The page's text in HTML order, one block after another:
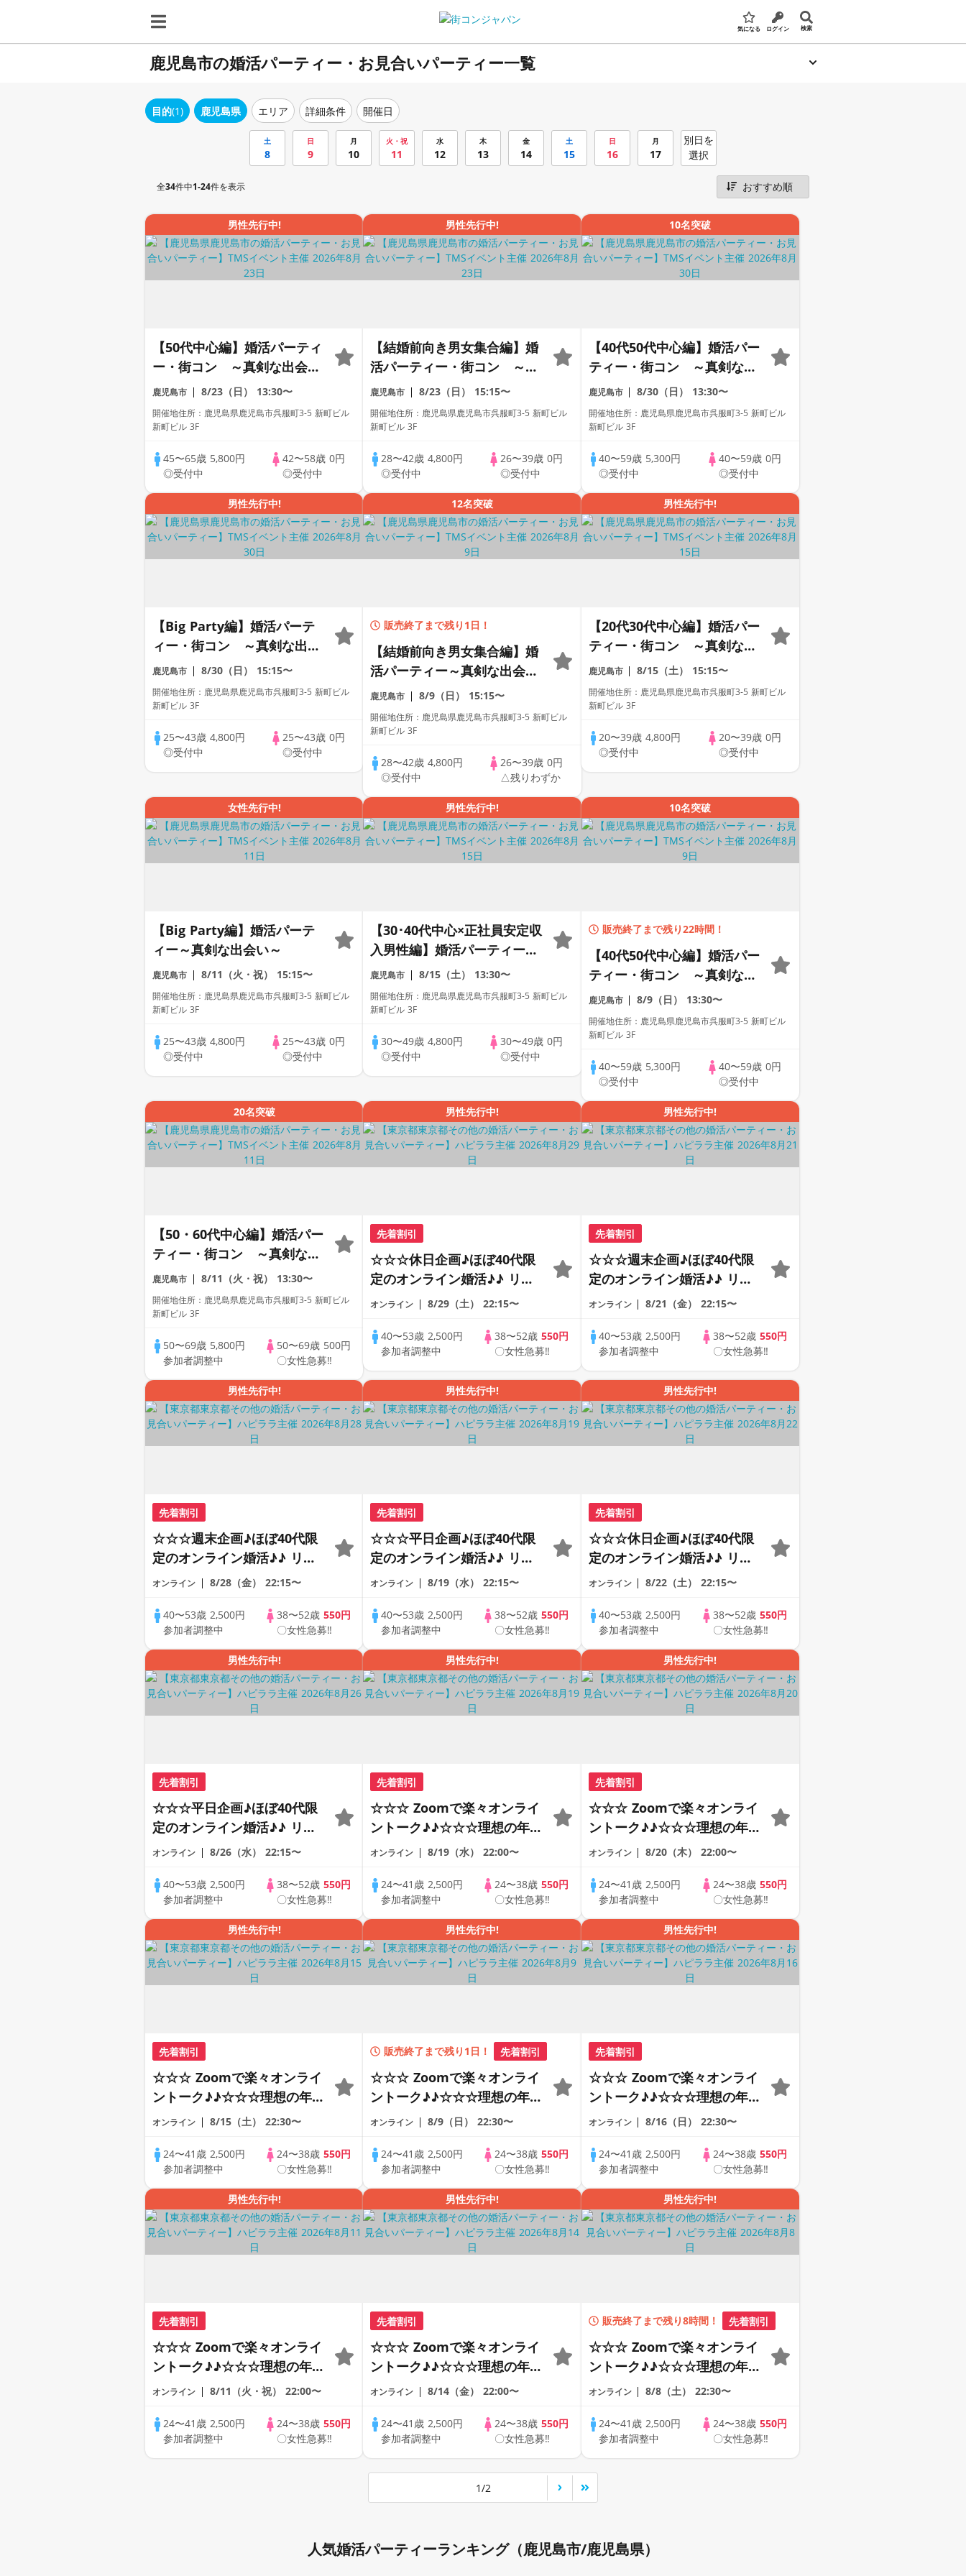
気になる ログイン 検索
鹿児島市の婚活パーティー・お見合いパーティー一覧
目的(1) 鹿児島県 エリア 詳細条件 開催日
土
8
日
9
月
10
火・祝
11
水
12
木
13
金
14
土
15
日
16
月
17
別日を
選択
全34件中1-24件を表示
男性先行中!
【50代中心編】婚活パーティ
ー・街コン ～真剣な出会い
～
鹿児島市 8/23（日） 13:30〜
開催地住所：鹿児島県鹿児島市呉服町3-5 新町ビル
新町ビル 3F
45〜65歳 5,800円
◎受付中
42〜58歳 0円
◎受付中
男性先行中!
【結婚前向き男女集合編】婚
活パーティー・街コン ～真
剣な出会い～
鹿児島市 8/23（日） 15:15〜
開催地住所：鹿児島県鹿児島市呉服町3-5 新町ビル
新町ビル 3F
28〜42歳 4,800円
◎受付中
26〜39歳0円
◎受付中
10名突破
【40代50代中心編】婚活パー
ティー・街コン ～真剣な出
会い～
鹿児島市 8/30（日） 13:30〜
開催地住所：鹿児島県鹿児島市呉服町3-5 新町ビル
新町ビル 3F
40〜59歳 5,300円
◎受付中
40〜59歳 0円
◎受付中
男性先行中!
【Big Party編】婚活パーテ
ィー・街コン ～真剣な出会
い～
鹿児島市 8/30（日） 15:15〜
開催地住所：鹿児島県鹿児島市呉服町3-5 新町ビル
新町ビル 3F
25〜43歳 4,800円
◎受付中
25〜43歳 0円
◎受付中
12名突破
販売終了まで残り1日！
【結婚前向き男女集合編】婚
活パーティー～真剣な出会い
～
鹿児島市 8/9（日） 15:15〜
開催地住所：鹿児島県鹿児島市呉服町3-5 新町ビル
新町ビル 3F
28〜42歳 4,800円
◎受付中
26〜39歳0円
△残りわずか
男性先行中!
【20代30代中心編】婚活パー
ティー・街コン ～真剣な出
会い～
鹿児島市 8/15（土） 15:15〜
開催地住所：鹿児島県鹿児島市呉服町3-5 新町ビル
新町ビル 3F
20〜39歳4,800円
◎受付中
20〜39歳 0円
◎受付中
女性先行中!
【Big Party編】婚活パーテ
ィー～真剣な出会い～
鹿児島市 8/11（火・祝） 15:15〜
開催地住所：鹿児島県鹿児島市呉服町3-5 新町ビル
新町ビル 3F
25〜43歳 4,800円
◎受付中
25〜43歳 0円
◎受付中
男性先行中!
【30･40代中心×正社員安定収
入男性編】婚活パーティー・
街コン ～真剣な出会い～
鹿児島市 8/15（土） 13:30〜
開催地住所：鹿児島県鹿児島市呉服町3-5 新町ビル
新町ビル 3F
30〜49歳 4,800円
◎受付中
30〜49歳0円
◎受付中
10名突破
販売終了まで残り22時間！
【40代50代中心編】婚活パー
ティー・街コン ～真剣な出
会い～
鹿児島市 8/9（日） 13:30〜
開催地住所：鹿児島県鹿児島市呉服町3-5 新町ビル
新町ビル 3F
40〜59歳 5,300円
◎受付中
40〜59歳 0円
◎受付中
20名突破
【50・60代中心編】婚活パー
ティー・街コン ～真剣な出
会い～
鹿児島市 8/11（火・祝） 13:30〜
開催地住所：鹿児島県鹿児島市呉服町3-5 新町ビル
新町ビル 3F
50〜69歳 5,800円
参加者調整中
50〜69歳 500円
〇女性急募‼
男性先行中!
先着割引
☆☆☆休日企画♪ほぼ40代限
定のオンライン婚活♪♪ リモ
ートの出会い応援♪♪ おうち
の方が対象☆ 司会進行あり
♪♪ THE 44s ONLINE
PARTY!!
オンライン 8/29（土） 22:15〜
40〜53歳 2,500円
参加者調整中
38〜52歳550円
〇女性急募‼
男性先行中!
先着割引
☆☆☆週末企画♪ほぼ40代限
定のオンライン婚活♪♪ リモ
ートの出会い応援♪♪ おうち
の方が対象☆ 司会進行あり
♪♪ THE 42s ONLINE
PARTY!!
オンライン 8/21（金） 22:15〜
40〜53歳2,500円
参加者調整中
38〜52歳 550円
〇女性急募‼
男性先行中!
先着割引
☆☆☆週末企画♪ほぼ40代限
定のオンライン婚活♪♪ リモ
ートの出会い応援♪♪ おうち
の方が対象☆ 司会進行あり
♪♪ THE 43s ONLINE
PARTY!!
オンライン 8/28（金） 22:15〜
40〜53歳 2,500円
参加者調整中
38〜52歳 550円
〇女性急募‼
男性先行中!
先着割引
☆☆☆平日企画♪ほぼ40代限
定のオンライン婚活♪♪ リモ
ートの出会い応援♪♪ おうち
の方が対象☆ 司会進行あり
♪♪ THE 42s ONLINE
PARTY!!
オンライン 8/19（水） 22:15〜
40〜53歳 2,500円
参加者調整中
38〜52歳550円
〇女性急募‼
男性先行中!
先着割引
☆☆☆休日企画♪ほぼ40代限
定のオンライン婚活♪♪ リモ
ートの出会い応援♪♪ おうち
の方が対象☆ 司会進行あり
♪♪ THE 43s ONLINE
PARTY!!
オンライン 8/22（土） 22:15〜
40〜53歳2,500円
参加者調整中
38〜52歳 550円
〇女性急募‼
男性先行中!
先着割引
☆☆☆平日企画♪ほぼ40代限
定のオンライン婚活♪♪ リモ
ートの出会い応援♪♪ おうち
の方が対象☆ 司会進行あり
♪♪ THE 43s ONLINE
PARTY!!
オンライン 8/26（水） 22:15〜
40〜53歳 2,500円
参加者調整中
38〜52歳 550円
〇女性急募‼
男性先行中!
先着割引
☆☆☆ Zoomで楽々オンライ
ントーク♪♪☆☆☆理想の年の
差♪♪ そろそろ・・・素敵な
アルなオンライン婚活☆全国
の方が対象☆司会進行あり♪♪
オンライン 8/19（水） 22:00〜
24〜41歳 2,500円
参加者調整中
24〜38歳550円
〇女性急募‼
男性先行中!
先着割引
☆☆☆ Zoomで楽々オンライ
ントーク♪♪☆☆☆理想の年の
差♪♪ そろそろ・・・素敵な
アルなオンライン婚活☆全国
の方が対象☆司会進行あり♪♪
オンライン 8/20（木） 22:00〜
24〜41歳2,500円
参加者調整中
24〜38歳 550円
〇女性急募‼
男性先行中!
先着割引
☆☆☆ Zoomで楽々オンライ
ントーク♪♪☆☆☆理想の年の
差♪♪ そろそろ・・・素敵な
アルなオンライン婚活☆全国
の方が対象☆司会進行あり♪♪
オンライン 8/15（土） 22:30〜
24〜41歳 2,500円
参加者調整中
24〜38歳 550円
〇女性急募‼
男性先行中!
販売終了まで残り1日！ 先着割引
☆☆☆ Zoomで楽々オンライ
ントーク♪♪☆☆☆理想の年の
差♪♪ そろそろ・・・素敵な
アルなオンライン婚活☆全国
の方が対象☆司会進行あり♪♪
オンライン 8/9（日） 22:30〜
24〜41歳 2,500円
参加者調整中
24〜38歳550円
〇女性急募‼
男性先行中!
先着割引
☆☆☆ Zoomで楽々オンライ
ントーク♪♪☆☆☆理想の年の
差♪♪ そろそろ・・・素敵な
アルなオンライン婚活☆全国
の方が対象☆司会進行あり♪♪
オンライン 8/16（日） 22:30〜
24〜41歳2,500円
参加者調整中
24〜38歳 550円
〇女性急募‼
男性先行中!
先着割引
☆☆☆ Zoomで楽々オンライ
ントーク♪♪☆☆☆理想の年の
差♪♪ そろそろ・・・素敵な
アルなオンライン婚活☆全国
の方が対象☆司会進行あり♪♪
オンライン 8/11（火・祝） 22:00〜
24〜41歳 2,500円
参加者調整中
24〜38歳 550円
〇女性急募‼
男性先行中!
先着割引
☆☆☆ Zoomで楽々オンライ
ントーク♪♪☆☆☆理想の年の
差♪♪ そろそろ・・・素敵な
アルなオンライン婚活☆全国
の方が対象☆司会進行あり♪♪
オンライン 8/14（金） 22:00〜
24〜41歳 2,500円
参加者調整中
24〜38歳550円
〇女性急募‼
男性先行中!
販売終了まで残り8時間！ 先着割引
☆☆☆ Zoomで楽々オンライ
ントーク♪♪☆☆☆理想の年の
差♪♪ そろそろ・・・素敵な
アルなオンライン婚活☆全国
の方が対象☆司会進行あり♪♪
オンライン 8/8（土） 22:30〜
24〜41歳2,500円
参加者調整中
24〜38歳 550円
〇女性急募‼
1/2
人気婚活パーティーランキング（鹿児島市/鹿児島県）